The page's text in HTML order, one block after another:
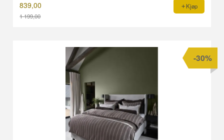
839,00
1 199,00
Kjøp
-30%